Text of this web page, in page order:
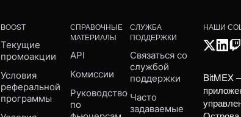
BOOST
Текущие
промоакции
Условия
реферальной
программы
СПРАВОЧНЫЕ
МАТЕРИАЛЫ
API
Комиссии
Руководство
по
СЛУЖБА
ПОДДЕРЖКИ
Связаться со
службой
поддержки
Часто
задаваемые
НАШИ
BitMEX